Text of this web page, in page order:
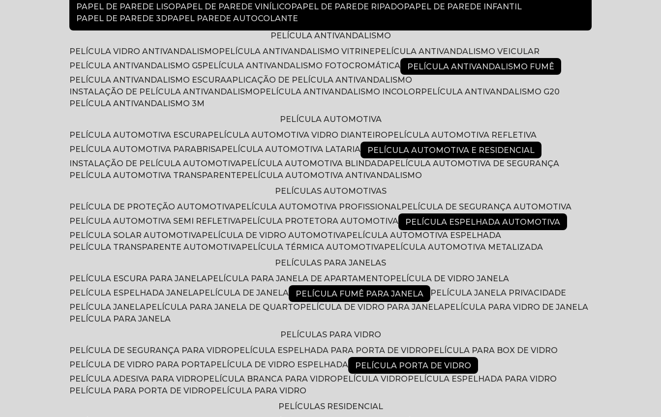
PAPEL DE PAREDE LISO
PAPEL DE PAREDE VINÍLICO PAPEL DE PAREDE RIPADO
PAPEL DE PAREDE INFANTIL
PAPEL DE PAREDE 3D PAPEL PAREDE AUTOCOLANTE
PELÍCULA ANTIVANDALISMO
PELÍCULA VIDRO ANTIVANDALISMO
PELÍCULA ANTIVANDALISMO VITRINE
PELÍCULA ANTIVANDALISMO VEICULAR
PELÍCULA ANTIVANDALISMO G5
PELÍCULA ANTIVANDALISMO FOTOCROMÁTICA
PELÍCULA ANTIVANDALISMO FUMÊ
PELÍCULA ANTIVANDALISMO ESCURA
APLICAÇÃO DE PELÍCULA ANTIVANDALISMO
INSTALAÇÃO DE PELÍCULA ANTIVANDALISMO
PELÍCULA ANTIVANDALISMO INCOLOR
PELÍCULA ANTIVANDALISMO G20
PELÍCULA ANTIVANDALISMO 3M
PELÍCULA AUTOMOTIVA
PELÍCULA AUTOMOTIVA ESCURA
PELÍCULA AUTOMOTIVA VIDRO DIANTEIRO
PELÍCULA AUTOMOTIVA REFLETIVA
PELÍCULA AUTOMOTIVA PARABRISA
PELÍCULA AUTOMOTIVA LATARIA
PELÍCULA AUTOMOTIVA E RESIDENCIAL
INSTALAÇÃO DE PELÍCULA AUTOMOTIVA
PELÍCULA AUTOMOTIVA BLINDADA
PELÍCULA AUTOMOTIVA DE SEGURANÇA
PELÍCULA AUTOMOTIVA TRANSPARENTE
PELÍCULA AUTOMOTIVA ANTIVANDALISMO
PELÍCULAS AUTOMOTIVAS
PELÍCULA DE PROTEÇÃO AUTOMOTIVA
PELÍCULA AUTOMOTIVA PROFISSIONAL
PELÍCULA DE SEGURANÇA AUTOMOTIVA
PELÍCULA AUTOMOTIVA SEMI REFLETIVA
PELÍCULA PROTETORA AUTOMOTIVA
PELÍCULA ESPELHADA AUTOMOTIVA
PELÍCULA SOLAR AUTOMOTIVA
PELÍCULA DE VIDRO AUTOMOTIVA
PELÍCULA AUTOMOTIVA ESPELHADA
PELÍCULA TRANSPARENTE AUTOMOTIVA
PELÍCULA TÉRMICA AUTOMOTIVA
PELÍCULA AUTOMOTIVA METALIZADA
PELÍCULAS PARA JANELAS
PELÍCULA ESCURA PARA JANELA
PELÍCULA PARA JANELA DE APARTAMENTO
PELÍCULA DE VIDRO JANELA
PELÍCULA ESPELHADA JANELA
PELÍCULA DE JANELA PELÍCULA FUMÊ PARA JANELA
PELÍCULA JANELA PRIVACIDADE
PELÍCULA JANELA
PELÍCULA PARA JANELA DE QUARTO PELÍCULA DE VIDRO PARA JANELA
PELÍCULA PARA VIDRO DE JANELA
PELÍCULA PARA JANELA
PELÍCULAS PARA VIDRO
PELÍCULA DE SEGURANÇA PARA VIDRO
PELÍCULA ESPELHADA PARA PORTA DE VIDRO
PELÍCULA PARA BOX DE VIDRO
PELÍCULA DE VIDRO PARA PORTA
PELÍCULA DE VIDRO ESPELHADA
PELÍCULA PORTA DE VIDRO
PELÍCULA ADESIVA PARA VIDRO
PELÍCULA BRANCA PARA VIDRO PELÍCULA VIDRO
PELÍCULA ESPELHADA PARA VIDRO
PELÍCULA PARA PORTA DE VIDRO
PELÍCULA PARA VIDRO
PELÍCULAS RESIDENCIAL